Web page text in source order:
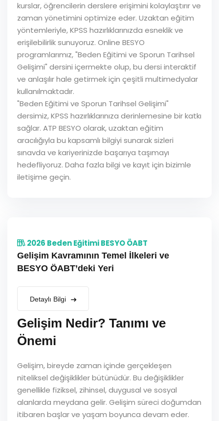
kurslar, öğrencilerin derslere erişimini kolaylaştırır ve
zaman yönetimini optimize eder. Uzaktan eğitim
yöntemleriyle, KPSS hazırlıklarınızda esneklik ve
erişilebilirlik sunuyoruz. Online BESYO
programlarımız, "Beden Eğitimi ve Sporun Tarihsel
Gelişimi" dersini içermekte olup, bu dersi interaktif
ve anlaşılır hale getirmek için çeşitli multimedyalar
kullanılmaktadır.
"Beden Eğitimi ve Sporun Tarihsel Gelişimi"
dersimiz, KPSS hazırlıklarınıza derinlemesine bir katkı
sağlar. ATP BESYO olarak, uzaktan eğitim
aracılığıyla bu kapsamlı bilgiyi sunarak sizleri
sınavda ve kariyerinizde başarıya taşımayı
hedefliyoruz. Daha fazla bilgi ve kayıt için bizimle
iletişime geçin.
2026 Beden Eğitimi BESYO ÖABT
Gelişim Kavramının Temel İlkeleri ve
BESYO ÖABT’deki Yeri
Detaylı Bilgi
Gelişim Nedir? Tanımı ve
Önemi
Gelişim, bireyde zaman içinde gerçekleşen
niteliksel değişiklikler bütünüdür. Bu değişiklikler
genellikle fiziksel, zihinsel, duygusal ve sosyal
alanlarda meydana gelir. Gelişim süreci doğumdan
itibaren başlar ve yaşam boyunca devam eder.